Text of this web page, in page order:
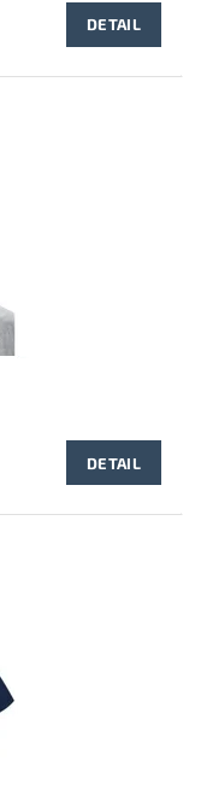
DETAIL
DETAIL